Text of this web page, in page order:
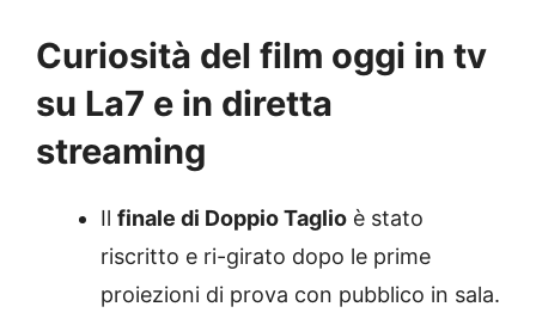
Curiosità del film oggi in tv
su La7 e in diretta
streaming
Il finale di Doppio Taglio è stato
riscritto e ri-girato dopo le prime
proiezioni di prova con pubblico in sala.